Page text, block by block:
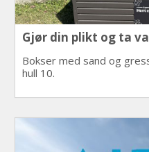
Gjør din plikt og ta
Bokser med sand og
hull 10.